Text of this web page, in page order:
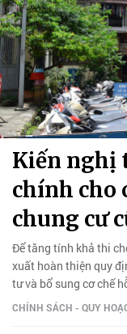
Kiến nghị
chính cho
chung cư
Để tăng tính khả thi
xuất hoàn thiện quy
tư và bổ sung cơ chế
CHÍNH SÁCH - QUY